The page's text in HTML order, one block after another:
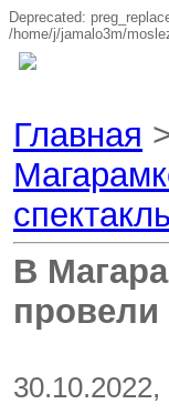
Deprecated:
/home/j/jamalo3m/
Главная
В
провели